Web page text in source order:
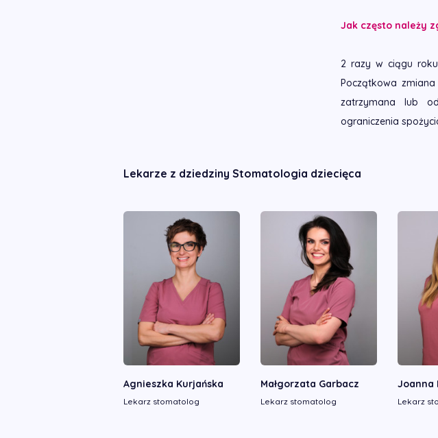
Jak często należy
2 razy w ciągu
Początkowa
zatrzymana lub
ograniczenia
Lekarze z dziedziny Stomatologia dziecięca
Agnieszka Kurjańska
Lekarz stomatolog
Małgorzata Garbacz
Lekarz stomatolog
Joanna
Lekarz